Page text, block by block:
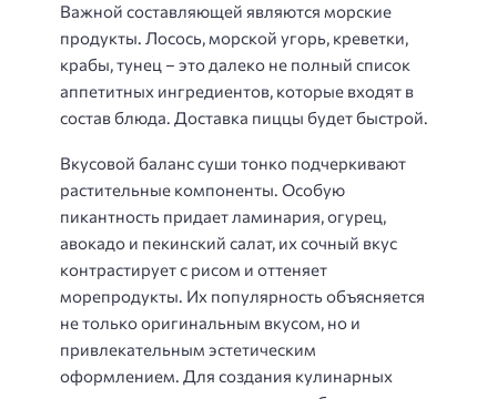
Важной составляющей являются морские
продукты. Лосось, морской угорь, креветки,
крабы, тунец – это далеко не полный список
аппетитных ингредиентов, которые входят в
состав блюда. Доставка пиццы будет быстрой.
Вкусовой баланс суши тонко подчеркивают
растительные компоненты. Особую
пикантность придает ламинария, огурец,
авокадо и пекинский салат, их сочный вкус
контрастирует с рисом и оттеняет
морепродукты. Их популярность объясняется
не только оригинальным вкусом, но и
привлекательным эстетическим
оформлением. Для создания кулинарных